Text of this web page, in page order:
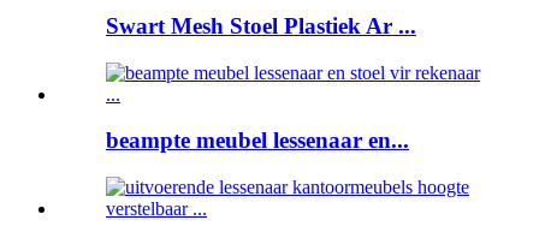
Swart Mesh Stoel Plastiek Ar ...
beampte meubel lessenaar en...